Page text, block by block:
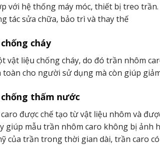
với hệ thống máy móc, thiết bị treo
tác sửa chữa, bảo trì và thay thế
cháy
vật liệu chống cháy, do đó trần nhôm
toàn cho người sử dụng mà còn giúp
chống thấm nước
được chế tạo từ vật liệu nhôm và
giúp mẫu trần nhôm caro không bị
của trần trong thời gian dài, trần caro